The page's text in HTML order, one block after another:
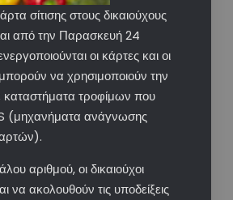
σίτισης στους δικαιούχους
από την Παρασκευή 24
οι κάρτες και οι
μπορούν να χρησιμοποιούν την
καταστήματα τροφίμων που
(μηχανήματα ανάγνωσης
αριθμού, οι δικαιούχοι
να ακολουθούν τις υποδείξεις